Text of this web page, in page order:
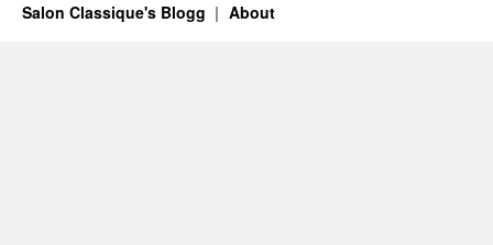
Salon Classique's Blogg About